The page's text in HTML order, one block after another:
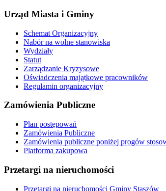
Urząd Miasta i Gminy
Schemat Organizacyjny
Nabór na wolne stanowiska
Wydziały
Statut
Zarządzanie Kryzysowe
Oświadczenia majątkowe pracowników
Regulamin organizacyjny
Zamówienia Publiczne
Plan postępowań
Zamówienia Publiczne
Zamówienia publiczne poniżej progów
Platforma zakupowa
Przetargi na nieruchomości
Przetargi na nieruchomości Gminy Staszów